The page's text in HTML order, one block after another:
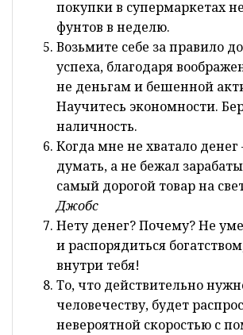
покупки в супермаркетах
фунтов в неделю.
Возьмите себе за правило
успеха, благодаря
не деньгам и бешенной
Научитесь экономности.
наличность.
Когда мне не хватало
думать, а не бежал
самый дорогой товар на
Джобс
Нету денег? Почему? Не
и распорядиться
внутри тебя!
То, что действительно
человечеству, будет
невероятной скоростью с